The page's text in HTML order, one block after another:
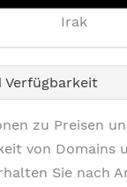
Irak
Verfügbarkeit
zu Preisen
von Domains
Sie nach